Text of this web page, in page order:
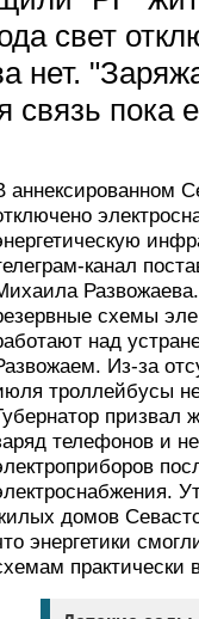
свет
нет.
связь пока
аннексированном
канал
схемы
над
Из-за
троллейбусы
призвал
телефонов и
домов
энергетики
практически